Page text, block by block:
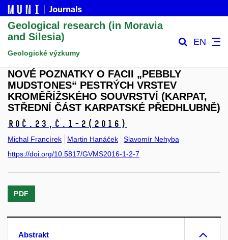
Geological research (in Moravia
and Silesia)
Geologické výzkumy
EN
NOVÉ POZNATKY O FACII „PEBBLY
MUDSTONES“ PESTRÝCH VRSTEV
KROMĚŘÍŽSKÉHO SOUVRSTVÍ (KARPAT,
STŘEDNÍ ČÁST KARPATSKÉ PŘEDHLUBNĚ)
Roč.23, č.1-2 (2016)
Michal Francírek Martin Hanáček
Slavomír Nehyba
https://doi.org/10.5817/GVMS2016-1-2-7
PDF
Abstrakt